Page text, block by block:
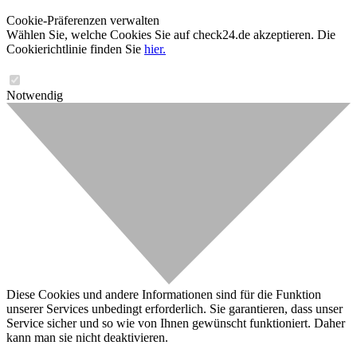
Cookie-Präferenzen verwalten
Wählen Sie, welche Cookies Sie auf check24.de akzeptieren. Die
Cookierichtlinie finden Sie hier.
Notwendig
Diese Cookies und andere Informationen sind für die Funktion
unserer Services unbedingt erforderlich. Sie garantieren, dass unser
Service sicher und so wie von Ihnen gewünscht funktioniert. Daher
kann man sie nicht deaktivieren.